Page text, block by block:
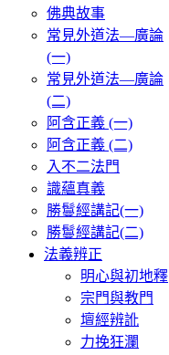
佛典故事
常見外道法—廣論
(一)
常見外道法—廣論
(二)
阿含正義 (一)
阿含正義 (二)
入不二法門
識蘊真義
勝鬘經講記(一)
勝鬘經講記(二)
法義辨正
明心與初地釋
宗門與教門
壇經辨訛
力挽狂瀾